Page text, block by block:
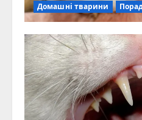
Домашні тварини